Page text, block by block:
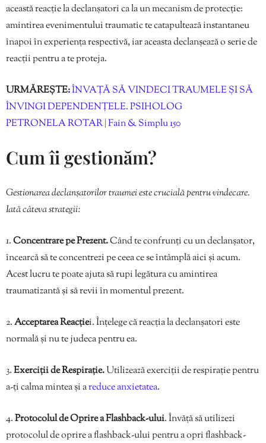
această reacție la declanșatori ca la un mecanism de protecție:
amintirea evenimentului traumatic te catapultează instantaneu
înapoi în experiența respectivă, iar aceasta declanșează o serie de
reacții pentru a te proteja.
URMĂREȘTE:ÎNVAȚĂ SĂ VINDECI TRAUMELE ȘI SĂ
ÎNVINGI DEPENDENȚELE. PSIHOLOG
PETRONELA ROTAR | Fain & Simplu 150
Cum îi gestionăm?
Gestionarea declanșatorilor traumei este crucială pentru vindecare.
Iată câteva strategii:
1.Concentrare pe Prezent.Când te confrunți cu un declanșator,
încearcă să te concentrezi pe ceea ce se întâmplă aici și acum.
Acest lucru te poate ajuta să rupi legătura cu amintirea
traumatizantă și să revii în momentul prezent.
2.Acceptarea Reacției. Înțelege că reacția la declanșatori este
normală și nu te judeca pentru ea.
3.Exerciții de Respirație.Utilizează exerciții de respirație pentru
a-ți calma mintea și areduce anxietatea.
4.Protocolul de Oprire a Flashback-ului. Învăță să utilizezi
protocolul de oprire a flashback-ului pentru a opri flashback-